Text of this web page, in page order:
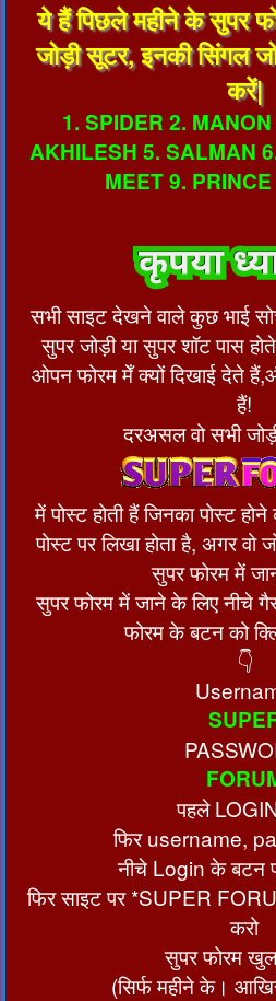
ये हैं पिछले महीने के सुपर
जोड़ी सूटर, इनकी सिंगल
करें|
1. SPIDER 2.
AKHILESH 5. SALMAN
MEET 9.
सभी साइट देखने वाले कुछ भाई
सुपर जोड़ी या सुपर शॉट पास
ओपन फोरम मेँ क्यों दिखाई देते
हैं!
दरअसल वो सभी
में पोस्ट होती हैं जिनका पोस्ट
पोस्ट पर लिखा होता है, अगर वो
सुपर फोरम में
सुपर फोरम में जाने के लिए नीचे
फोरम के बटन को
👇
पहले
फिर username,
नीचे Login के बटन
फिर साइट पर *SUPER
करो
सुपर फोरम खुल
(सिर्फ महीने के।